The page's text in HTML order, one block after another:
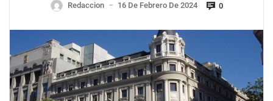
Redaccion — 16 De Febrero De 2024 0